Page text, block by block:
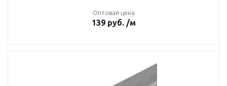
Оптовая цена
139 руб. /м